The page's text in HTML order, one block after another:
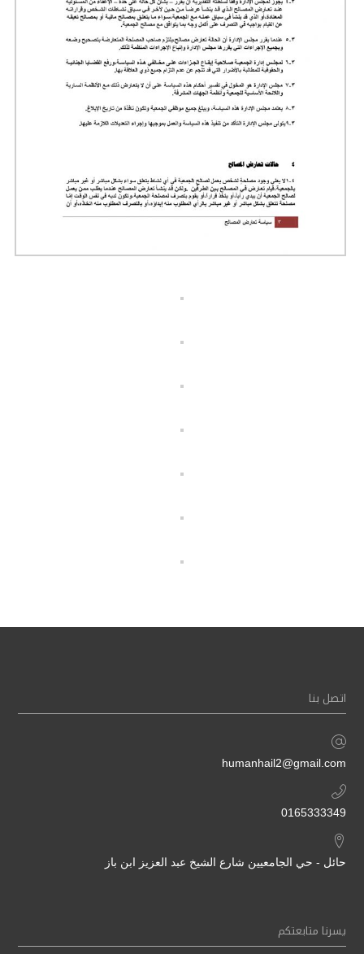
اتصل بنا
humanhail2@gmail.com
0165333349
حائل - حي الجامعيين شارع الشيخ عبد العزيز ابن باز
يسرنا متابعتكم